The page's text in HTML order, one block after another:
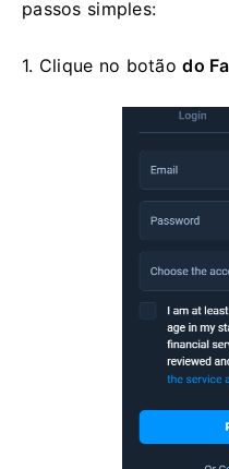
passos simples:
1. Clique no botãodo